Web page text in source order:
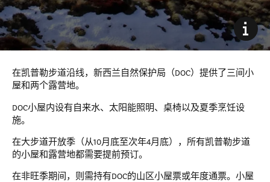
在凯普勒步道沿线，新西兰自然保护局（DOC）提供了三间小
屋和两个露营地。
DOC小屋内设有自来水、太阳能照明、桌椅以及夏季烹饪设
施。
在大步道开放季（从10月底至次年4月底），所有凯普勒步道
的小屋和露营地都需要提前预订。
在非旺季期间，则需持有DOC的山区小屋票或年度通票。小屋